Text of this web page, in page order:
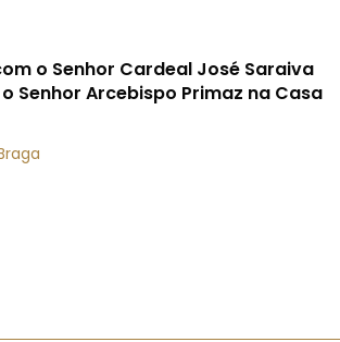
o Senhor Cardeal José Saraiva
Senhor Arcebispo Primaz na Casa